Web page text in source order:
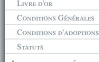
Livre d'or
Conditions Générales
Conditions d'adoptions
Statuts